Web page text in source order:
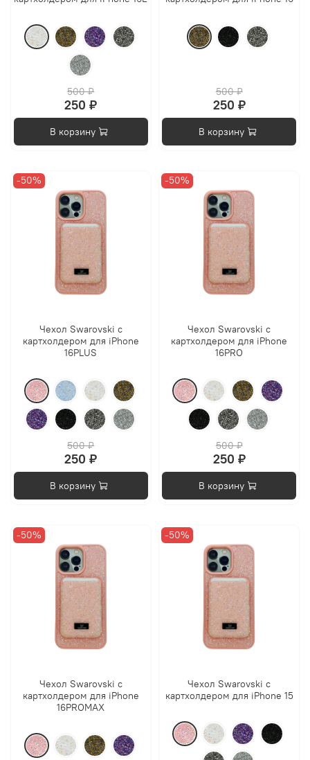
500 ₽
250 ₽
В корзину
500 ₽
250 ₽
В корзину
-50%
Чехол Swarovski с
картхолдером для iPhone
16PLUS
500 ₽
250 ₽
В корзину
-50%
Чехол Swarovski с
картхолдером для iPhone
16PRO
500 ₽
250 ₽
В корзину
-50%
Чехол Swarovski с
картхолдером для iPhone
16PROMAX
-50%
Чехол Swarovski с
картхолдером для iPhone 15